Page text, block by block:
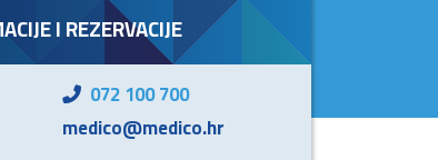
I REZERVACIJE
072 100 700
medico@medico.hr